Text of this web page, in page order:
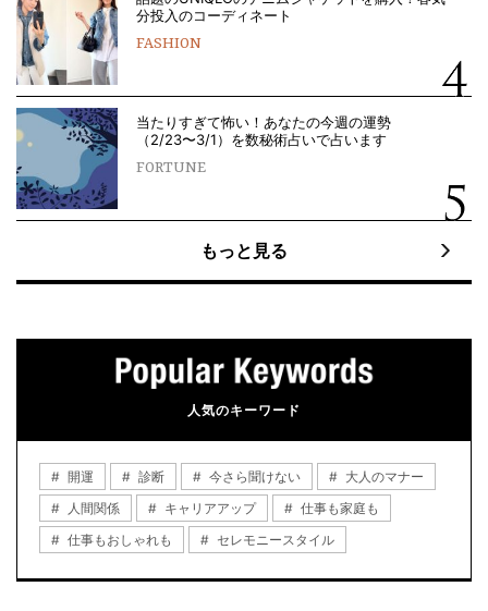
分投入のコーディネート
FASHION
当たりすぎて怖い！あなたの今週の運勢
（2/23〜3/1）を数秘術占いで占います
FORTUNE
もっと見る
人気のキーワード
開運 診断 今さら聞けない
大人のマナー
人間関係
キャリアアップ
仕事も家庭も
仕事もおしゃれも
セレモニースタイル